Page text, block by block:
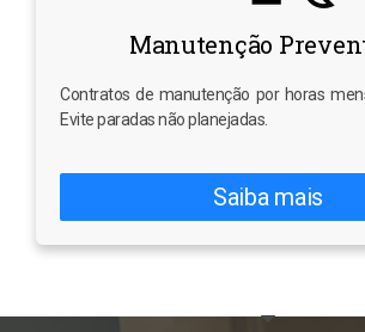
Manutenção
Contratos de manutenção por horas
Evite paradas não planejadas.
Saiba mais